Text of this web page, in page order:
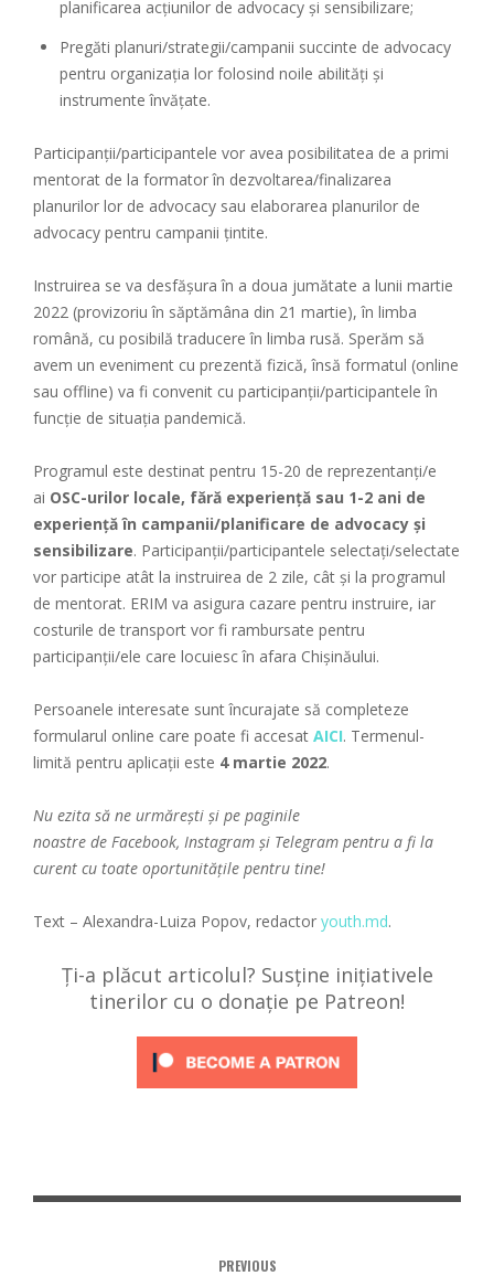
planificarea acțiunilor de advocacy și sensibilizare;
Pregăti planuri/strategii/campanii succinte de advocacy
pentru organizația lor folosind noile abilități și
instrumente învățate.
Participanții/participantele vor avea posibilitatea de a primi
mentorat de la formator în dezvoltarea/finalizarea
planurilor lor de advocacy sau elaborarea planurilor de
advocacy pentru campanii țintite.
Instruirea se va desfășura în a doua jumătate a lunii martie
2022 (provizoriu în săptămâna din 21 martie), în limba
română, cu posibilă traducere în limba rusă. Sperăm să
avem un eveniment cu prezentă fizică, însă formatul (online
sau offline) va fi convenit cu participanții/participantele în
funcție de situația pandemică.
Programul este destinat pentru 15-20 de reprezentanți/e
ai OSC-urilor locale, fără experiență sau 1-2 ani de
experiență în campanii/planificare de advocacy și
sensibilizare. Participanții/participantele selectați/selectate
vor participe atât la instruirea de 2 zile, cât și la programul
de mentorat. ERIM va asigura cazare pentru instruire, iar
costurile de transport vor fi rambursate pentru
participanții/ele care locuiesc în afara Chișinăului.
Persoanele interesate sunt încurajate să completeze
formularul online care poate fi accesat AICI. Termenul-
limită pentru aplicații este 4 martie 2022.
Nu ezita să ne urmărești și pe paginile
noastre de Facebook, Instagram și Telegram pentru a fi la
curent cu toate oportunitățile pentru tine!
Text – Alexandra-Luiza Popov, redactor youth.md.
Ți-a plăcut articolul? Susține inițiativele
tinerilor cu o donație pe Patreon!
PREVIOUS